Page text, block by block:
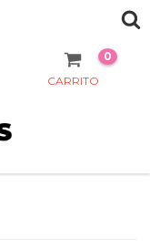
CARRITO
0